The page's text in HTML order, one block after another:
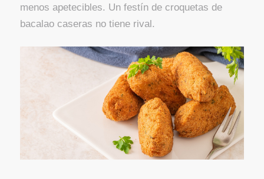
menos apetecibles. Un festín de croquetas de
bacalao caseras no tiene rival.